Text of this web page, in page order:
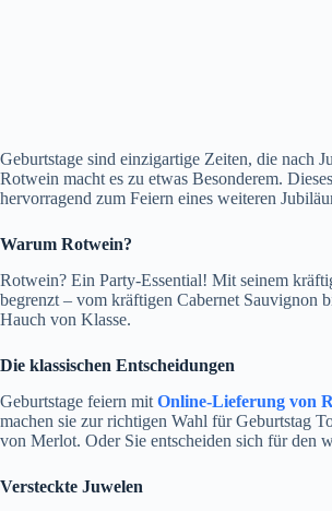
Geburtstage sind einzigartige Zeiten, die nach
Rotwein macht es zu etwas Besonderem.
hervorragend zum Feiern eines weiteren
Warum Rotwein?
Rotwein? Ein Party-Essential! Mit seinem
begrenzt – vom kräftigen Cabernet Sauvignon
Hauch von Klasse.
Die klassischen Entscheidungen
Geburtstage feiern mit Online-Lieferung von
machen sie zur richtigen Wahl für Geburtstag
von Merlot. Oder Sie entscheiden sich für den
Versteckte Juwelen